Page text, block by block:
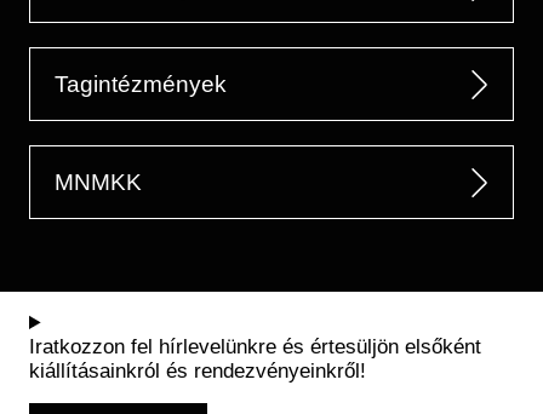
Tagintézmények
MNMKK
Iratkozzon fel hírlevelünkre és értesüljön elsőként
kiállításainkról és rendezvényeinkről!